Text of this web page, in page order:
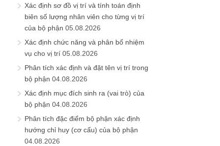
Xác định sơ đồ vị trí và tính toán định
biên số lượng nhân viên cho từng vị trí
của bộ phận 05.08.2026
Xác định chức năng và phân bổ nhiệm
vụ cho vị trí 05.08.2026
Phân tích xác định và đặt tên vị trí trong
bộ phận 04.08.2026
Xác định mục đích sinh ra (vai trò) của
bộ phận 04.08.2026
Phân tích đặc điểm bộ phận xác định
hướng chỉ huy (cơ cấu) của bộ phận
04.08.2026